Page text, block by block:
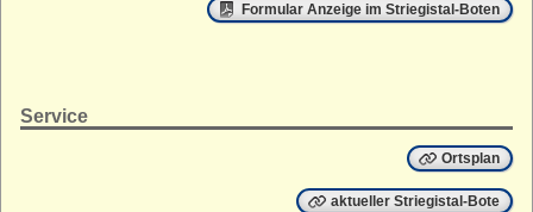
Formular Anzeige im Striegistal-Boten
Service
Ortsplan
aktueller Striegistal-Bote